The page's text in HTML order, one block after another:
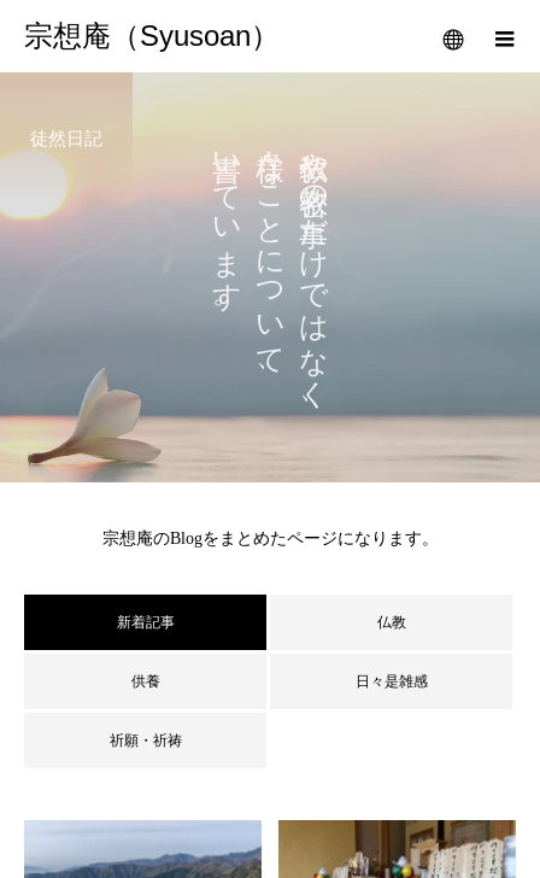
宗想庵（Syusoan）
徒然日記 仏教や密教の事だけではなく、
様々なことについて、
書いています。
宗想庵のBlogをまとめたページになります。
新着記事 仏教
供養 日々是雑感
祈願・祈祷